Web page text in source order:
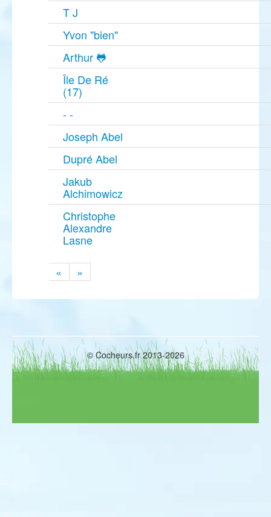
T J
Yvon "bien"
Arthur 🐸
Île De Ré
(17)
- -
Joseph Abel
Dupré Abel
Jakub
Alchimowicz
Christophe
Alexandre
Lasne
« »
© Cocheurs.fr 2013-2026